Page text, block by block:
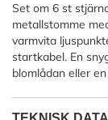
Set om 6 st
metallstomme
varmvita
startkabel. En
blomlådan eller